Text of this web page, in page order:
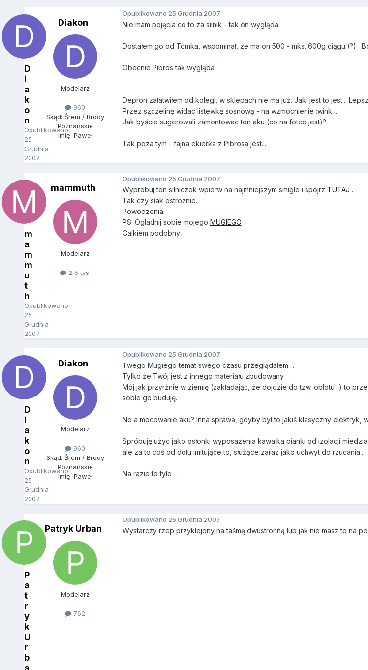
D
i
a
k
o
n
Opublikowano
25
Grudnia
2007
Diakon
Modelarz
960
Skąd: Śrem / Brody
Poznańskie
Imię: Paweł
Opublikowano 25 Grudnia 2007
Nie mam pojęcia co to za silnik - tak on wygląda:
Dostałem go od Tomka, wspominał, że ma on 500 - mks. 600g ciągu (?) .
Obecnie Pibros tak wygląda:
Depron załatwiłem od kolegi, w sklepach nie ma już. Jaki jest to jest...
Przez szczelinę widac listewkę sosnową - na wzmocnienie :wink: .
Jak byście sugerowali zamontowac ten aku (co na fotce jest)?
Tak poza tym - fajna ekierka z Pibrosa jest...
m
a
m
m
u
t
h
Opublikowano
25
Grudnia
2007
mammuth
Modelarz
2,5 tys.
Opublikowano 25 Grudnia 2007
Wyprobuj ten silniczek wpierw na najmniejszym smigle i spojrz TUTAJ .
Tak czy siak ostroznie.
Powodzenia.
PS. Ogladnij sobie mojego MUGIEGO
Calkiem podobny
D
i
a
k
o
n
Opublikowano
25
Grudnia
2007
Diakon
Modelarz
960
Skąd: Śrem / Brody
Poznańskie
Imię: Paweł
Opublikowano 25 Grudnia 2007
Twego Mugiego temat swego czasu przeglądałem
.
Tylko że Twój jest z innego materiału zbudowany .
Mój jak przyrżnie w ziemię (zakładając, że dojdzie do tzw. oblotu
) to
sobie go buduję.
No a mocowanie aku? Inna sprawa, gdyby był to jakiś klasyczny elektryk,
Spróbuję użyc jako osłonki wyposażenia kawałka pianki od izolacji
ale za to coś od dołu imitujące to, służące zaraz jako uchwyt do rzucania...
Na razie to tyle .
P
a
t
r
y
k
U
r
b
a
Patryk Urban
Modelarz
762
Opublikowano 26 Grudnia 2007
Wystarczy rzep przyklejony na taśmę dwustronną lub jak nie masz to na